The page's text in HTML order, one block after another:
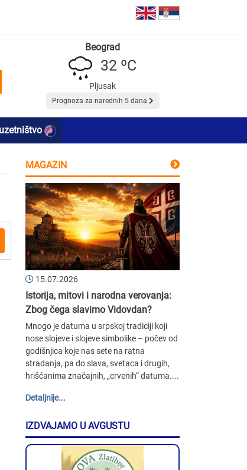
Beograd
32 ºC
Pljusak
Prognoza za narednih 5 dana
MAGAZIN
15.07.2026
Istorija, mitovi i narodna verovanja:
Zbog čega slavimo Vidovdan?
Mnogo je datuma u srpskoj tradiciji koji
nose slojeve i slojeve simbolike – počev od
godišnjica koje nas sete na ratna
stradanja, pa do slava, svetaca i drugih,
hrišćanima značajnih, „crvenih“ datuma....
Detaljnije...
IZDVAJAMO U AVGUSTU